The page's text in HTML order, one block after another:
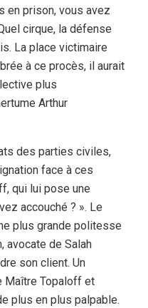
en prison, vous avez
cirque, la défense
La place victimaire
à ce procès, il aurait
plus
Arthur
des parties civiles,
face à ces
qui lui pose une
accouché ? ». Le
plus grande politesse
avocate de Salah
son client. Un
Maître Topaloff et
plus en plus palpable.